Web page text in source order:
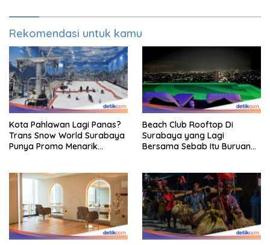
Rekomendasi untuk kamu
Kota Pahlawan Lagi Panas?
Trans Snow World Surabaya
Punya Promo Menarik
Beach Club Rooftop Di
Surabaya yang Lagi
Bersama Sebab Itu Buruan